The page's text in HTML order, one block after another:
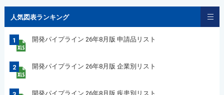
人気図表ランキング
1 開発パイプライン 26年8月版 申請品リスト
2 開発パイプライン 26年8月版 企業別リスト
開発パイプライン 26年8月版 疾患別リスト